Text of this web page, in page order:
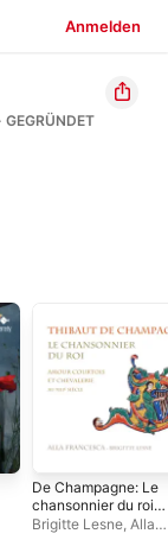
Anmelden
GEGRÜNDET
De Champagne: Le
chansonnier du roi
(Amour courtois et
Brigitte Lesne, Alla